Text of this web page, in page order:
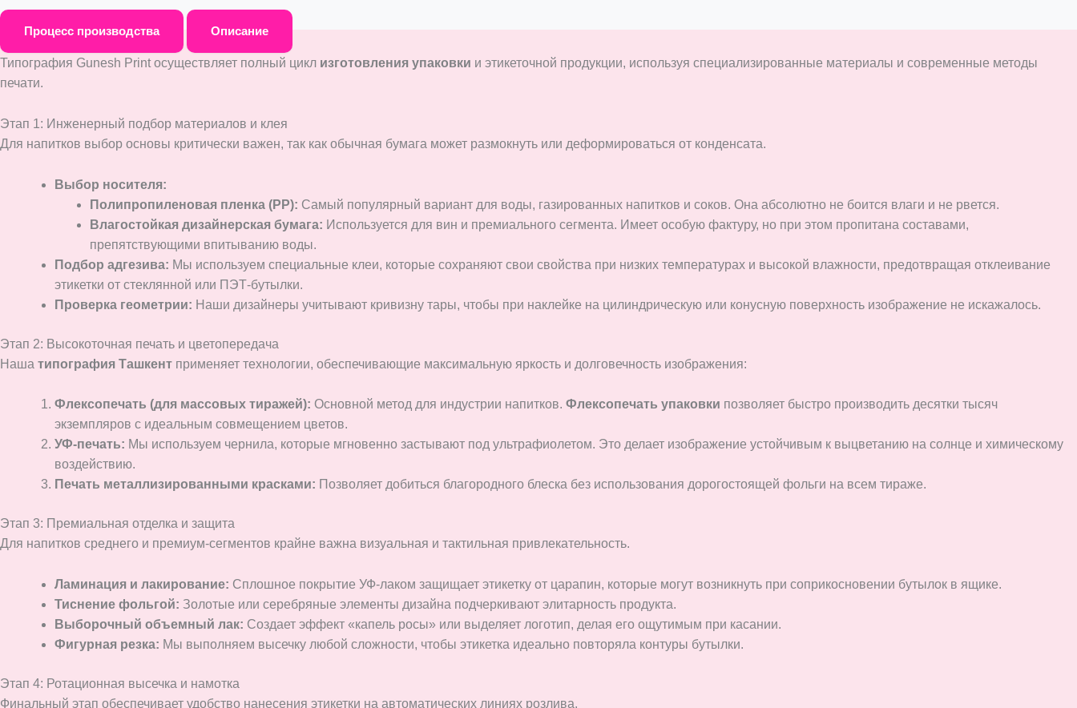
Процесс производства Описание
Типография Gunesh Print осуществляет полный цикл изготовления упаковки и этикеточной продукции, используя специализированные материалы и современные методы
печати.
Этап 1: Инженерный подбор материалов и клея
Для напитков выбор основы критически важен, так как обычная бумага может размокнуть или деформироваться от конденсата.
Выбор носителя:
Полипропиленовая пленка (PP): Самый популярный вариант для воды, газированных напитков и соков. Она абсолютно не боится влаги и не рвется.
Влагостойкая дизайнерская бумага: Используется для вин и премиального сегмента. Имеет особую фактуру, но при этом пропитана составами,
препятствующими впитыванию воды.
Подбор адгезива: Мы используем специальные клеи, которые сохраняют свои свойства при низких температурах и высокой влажности, предотвращая отклеивание
этикетки от стеклянной или ПЭТ-бутылки.
Проверка геометрии: Наши дизайнеры учитывают кривизну тары, чтобы при наклейке на цилиндрическую или конусную поверхность изображение не искажалось.
Этап 2: Высокоточная печать и цветопередача
Наша типография Ташкент применяет технологии, обеспечивающие максимальную яркость и долговечность изображения:
Флексопечать (для массовых тиражей): Основной метод для индустрии напитков. Флексопечать упаковки позволяет быстро производить десятки тысяч
экземпляров с идеальным совмещением цветов.
УФ-печать: Мы используем чернила, которые мгновенно застывают под ультрафиолетом. Это делает изображение устойчивым к выцветанию на солнце и химическому
воздействию.
Печать металлизированными красками: Позволяет добиться благородного блеска без использования дорогостоящей фольги на всем тираже.
Этап 3: Премиальная отделка и защита
Для напитков среднего и премиум-сегментов крайне важна визуальная и тактильная привлекательность.
Ламинация и лакирование: Сплошное покрытие УФ-лаком защищает этикетку от царапин, которые могут возникнуть при соприкосновении бутылок в ящике.
Тиснение фольгой: Золотые или серебряные элементы дизайна подчеркивают элитарность продукта.
Выборочный объемный лак: Создает эффект «капель росы» или выделяет логотип, делая его ощутимым при касании.
Фигурная резка: Мы выполняем высечку любой сложности, чтобы этикетка идеально повторяла контуры бутылки.
Этап 4: Ротационная высечка и намотка
Финальный этап обеспечивает удобство нанесения этикетки на автоматических линиях розлива.